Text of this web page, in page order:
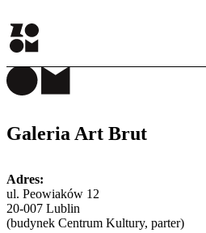
Galeria Art Brut
Adres:
ul. Peowiaków 12
20-007 Lublin
(budynek Centrum Kultury, parter)